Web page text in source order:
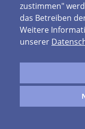
zustimmen"
das Betreiben
Weitere
unserer